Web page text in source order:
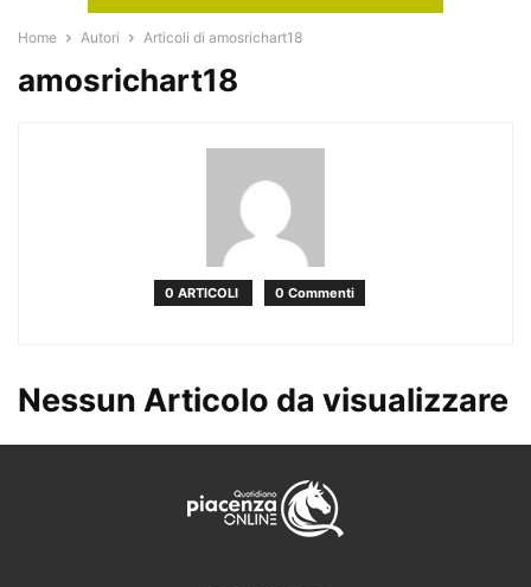
Home Autori Articoli di amosrichart18
amosrichart18
0 ARTICOLI 0 Commenti
Nessun Articolo da visualizzare